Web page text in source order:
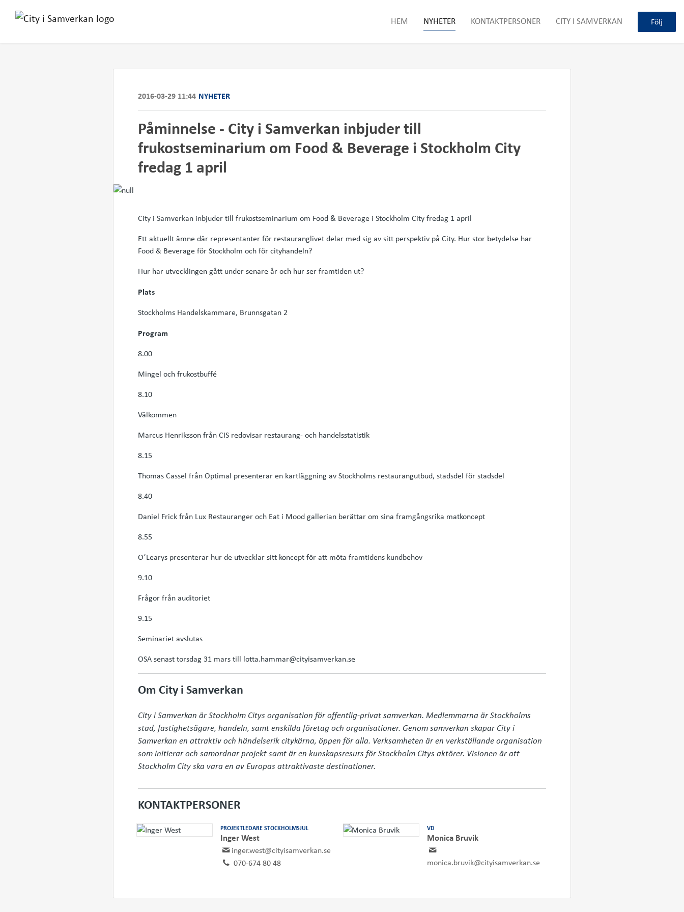
HEM NYHETER KONTAKTPERSONER CITY I SAMVERKAN Följ
2016-03-29 11:44 NYHETER
​Påminnelse - City i Samverkan inbjuder till
frukostseminarium om Food & Beverage i Stockholm City
fredag 1 april
City i Samverkan inbjuder till frukostseminarium om Food & Beverage i Stockholm City fredag 1 april
Ett aktuellt ämne där representanter för restauranglivet delar med sig av sitt perspektiv på City. Hur stor betydelse har
Food & Beverage för Stockholm och för cityhandeln?
Hur har utvecklingen gått under senare år och hur ser framtiden ut?
Plats
Stockholms Handelskammare, Brunnsgatan 2
Program
8.00
Mingel och frukostbuffé
8.10
Välkommen
Marcus Henriksson från CIS redovisar restaurang- och handelsstatistik
8.15
Thomas Cassel från Optimal presenterar en kartläggning av Stockholms restaurangutbud, stadsdel för stadsdel
8.40
Daniel Frick från Lux Restauranger och Eat i Mood gallerian berättar om sina framgångsrika matkoncept
8.55
O´Learys presenterar hur de utvecklar sitt koncept för att möta framtidens kundbehov
9.10
Frågor från auditoriet
9.15
Seminariet avslutas
OSA senast torsdag 31 mars till lotta.hammar@cityisamverkan.se
Om City i Samverkan
City i Samverkan är Stockholm Citys organisation för offentlig-privat samverkan. Medlemmarna är Stockholms
stad, fastighetsägare, handeln, samt enskilda företag och organisationer. Genom samverkan skapar City i
Samverkan en attraktiv och händelserik citykärna, öppen för alla. Verksamheten är en verkställande organisation
som initierar och samordnar projekt samt är en kunskapsresurs för Stockholm Citys aktörer. Visionen är att
Stockholm City ska vara en av Europas attraktivaste destinationer.
KONTAKTPERSONER
PROJEKTLEDARE STOCKHOLMSJUL
Inger West
inger.west@cityisamverkan.se
070-674 80 48
VD
Monica Bruvik
monica.bruvik@cityisamverkan.se